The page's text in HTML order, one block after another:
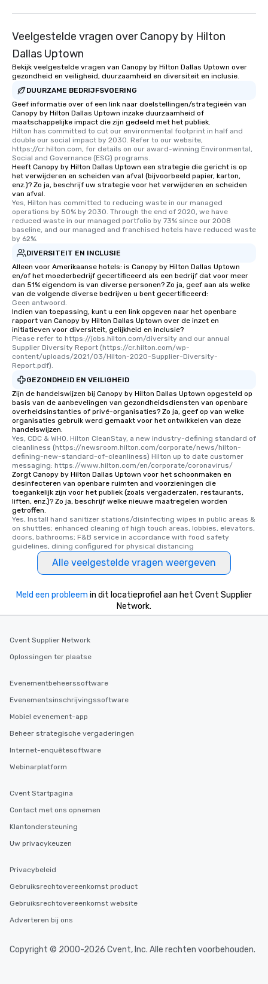
Veelgestelde vragen over Canopy by Hilton
Dallas Uptown
Bekijk veelgestelde vragen van Canopy by Hilton Dallas Uptown over
gezondheid en veiligheid, duurzaamheid en diversiteit en inclusie.
DUURZAME BEDRIJFSVOERING
Geef informatie over of een link naar doelstellingen/strategieën van
Canopy by Hilton Dallas Uptown inzake duurzaamheid of
maatschappelijke impact die zijn gedeeld met het publiek.
Hilton has committed to cut our environmental footprint in half and
double our social impact by 2030. Refer to our website,
https://cr.hilton.com, for details on our award-winning Environmental,
Social and Governance (ESG) programs.
Heeft Canopy by Hilton Dallas Uptown een strategie die gericht is op
het verwijderen en scheiden van afval (bijvoorbeeld papier, karton,
enz.)? Zo ja, beschrijf uw strategie voor het verwijderen en scheiden
van afval.
Yes, Hilton has committed to reducing waste in our managed
operations by 50% by 2030. Through the end of 2020, we have
reduced waste in our managed portfolio by 73% since our 2008
baseline, and our managed and franchised hotels have reduced waste
by 62%.
DIVERSITEIT EN INCLUSIE
Alleen voor Amerikaanse hotels: is Canopy by Hilton Dallas Uptown
en/of het moederbedrijf gecertificeerd als een bedrijf dat voor meer
dan 51% eigendom is van diverse personen? Zo ja, geef aan als welke
van de volgende diverse bedrijven u bent gecertificeerd:
Geen antwoord.
Indien van toepassing, kunt u een link opgeven naar het openbare
rapport van Canopy by Hilton Dallas Uptown over de inzet en
initiatieven voor diversiteit, gelijkheid en inclusie?
Please refer to https://jobs.hilton.com/diversity and our annual
Supplier Diversity Report (https://cr.hilton.com/wp-
content/uploads/2021/03/Hilton-2020-Supplier-Diversity-
Report.pdf).
GEZONDHEID EN VEILIGHEID
Zijn de handelswijzen bij Canopy by Hilton Dallas Uptown opgesteld op
basis van de aanbevelingen van gezondheidsdiensten van openbare
overheidsinstanties of privé-organisaties? Zo ja, geef op van welke
organisaties gebruik werd gemaakt voor het ontwikkelen van deze
handelswijzen.
Yes, CDC & WHO. Hilton CleanStay, a new industry-defining standard of
cleanliness (https://newsroom.hilton.com/corporate/news/hilton-
defining-new-standard-of-cleanliness) Hilton up to date customer
messaging: https://www.hilton.com/en/corporate/coronavirus/
Zorgt Canopy by Hilton Dallas Uptown voor het schoonmaken en
desinfecteren van openbare ruimten and voorzieningen die
toegankelijk zijn voor het publiek (zoals vergaderzalen, restaurants,
liften, enz.)? Zo ja, beschrijf welke nieuwe maatregelen worden
getroffen.
Yes, Install hand sanitizer stations/disinfecting wipes in public areas &
on shuttles; enhanced cleaning of high touch areas, lobbies, elevators,
doors, bathrooms; F&B service in accordance with food safety
guidelines, dining configured for physical distancing
Alle veelgestelde vragen weergeven
Meld een probleem in dit locatieprofiel aan het Cvent Supplier
Network.
Cvent Supplier Network
Oplossingen ter plaatse
Evenementbeheerssoftware
Evenementsinschrijvingssoftware
Mobiel evenement-app
Beheer strategische vergaderingen
Internet-enquêtesoftware
Webinarplatform
Cvent Startpagina
Contact met ons opnemen
Klantondersteuning
Uw privacykeuzen
Privacybeleid
Gebruiksrechtovereenkomst product
Gebruiksrechtovereenkomst website
Adverteren bij ons
Copyright © 2000-2026 Cvent, Inc. Alle rechten voorbehouden.